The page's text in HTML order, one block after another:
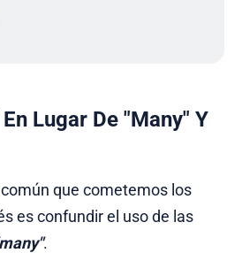
Lugar De "Many" Y
que cometemos los
es confundir el uso de las
.